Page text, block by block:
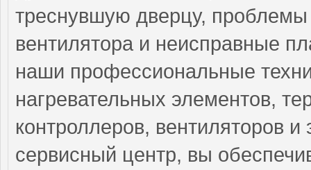
треснувшую дверцу,
вентилятора и неисправные
наши профессиональные
нагревательных элементов,
контроллеров, вентиляторов
сервисный центр, вы